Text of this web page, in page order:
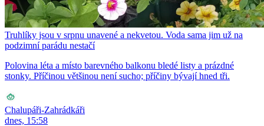
Truhlíky jsou v srpnu unavené a nekvetou. Voda sama jim už na
podzimní parádu nestačí
Polovina léta a místo barevného balkonu bledé listy a prázdné
stonky. Příčinou většinou není sucho; příčiny bývají hned tři.
Chalupáři-Zahrádkáři
dnes, 15:58